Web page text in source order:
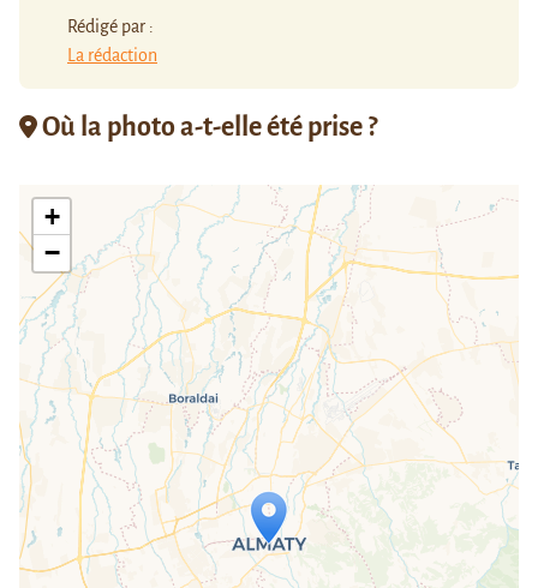
Rédigé par :
La rédaction
Où la photo a-t-elle été prise ?
Travelers' Map is loading...
If you see this after your page is
loaded completely, leafletJS files are
missing.
+
−